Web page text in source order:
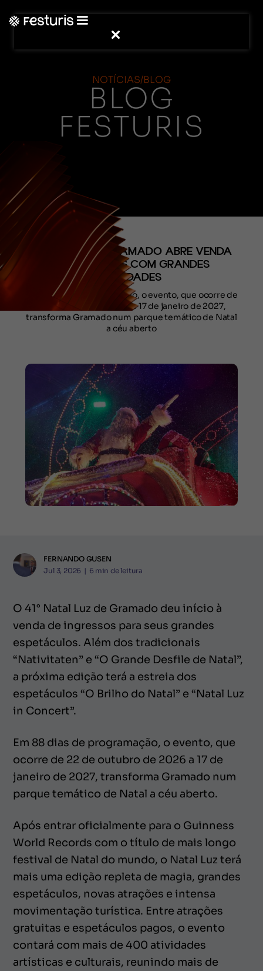
NOTÍCIAS/BLOG
BLOG
FESTURIS
(CONTEÚDO)
NATAL LUZ DE GRAMADO ABRE VENDA
DE INGRESSOS COM GRANDES
NOVIDADES
Em 88 dias de programação, o evento, que ocorre de
22 de outubro de 2026 a 17 de janeiro de 2027,
transforma Gramado num parque temático de Natal
a céu aberto
FERNANDO GUSEN
Jul 3, 2026 | 6 min de leitura
O 41° Natal Luz de Gramado deu início à
venda de ingressos para seus grandes
espetáculos. Além dos tradicionais
“Nativitaten” e “O Grande Desfile de Natal”,
a próxima edição terá a estreia dos
espetáculos “O Brilho do Natal” e “Natal Luz
in Concert”.
Em 88 dias de programação, o evento, que
ocorre de 22 de outubro de 2026 a 17 de
janeiro de 2027, transforma Gramado num
parque temático de Natal a céu aberto.
Após entrar oficialmente para o Guinness
World Records com o título de mais longo
festival de Natal do mundo, o Natal Luz terá
mais uma edição repleta de magia, grandes
espetáculos, novas atrações e intensa
movimentação turística. Entre atrações
gratuitas e espetáculos pagos, o evento
contará com mais de 400 atividades
artísticas e culturais, reunindo mais de